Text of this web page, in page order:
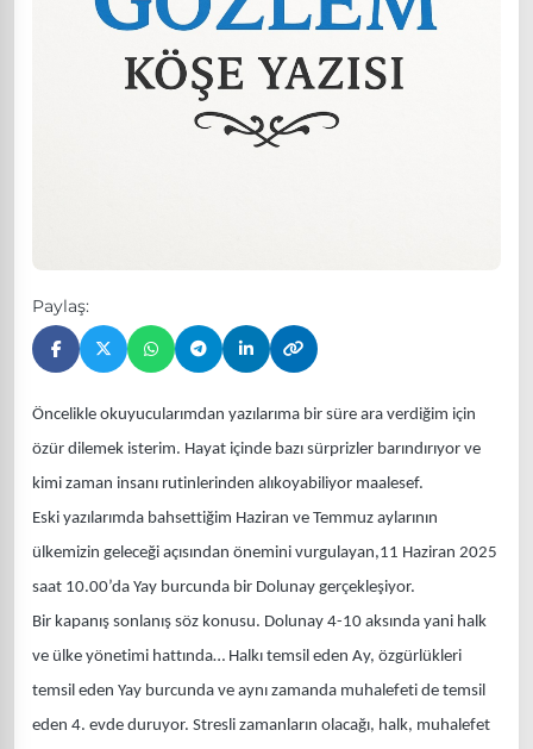
Paylaş:
Öncelikle okuyucularımdan yazılarıma bir süre ara verdiğim için
özür dilemek isterim. Hayat içinde bazı sürprizler barındırıyor ve
kimi zaman insanı rutinlerinden alıkoyabiliyor maalesef.
Eski yazılarımda bahsettiğim Haziran ve Temmuz aylarının
ülkemizin geleceği açısından önemini vurgulayan,11 Haziran 2025
saat 10.00’da Yay burcunda bir Dolunay gerçekleşiyor.
Bir kapanış sonlanış söz konusu. Dolunay 4-10 aksında yani halk
ve ülke yönetimi hattında… Halkı temsil eden Ay, özgürlükleri
temsil eden Yay burcunda ve aynı zamanda muhalefeti de temsil
eden 4. evde duruyor. Stresli zamanların olacağı, halk, muhalefet